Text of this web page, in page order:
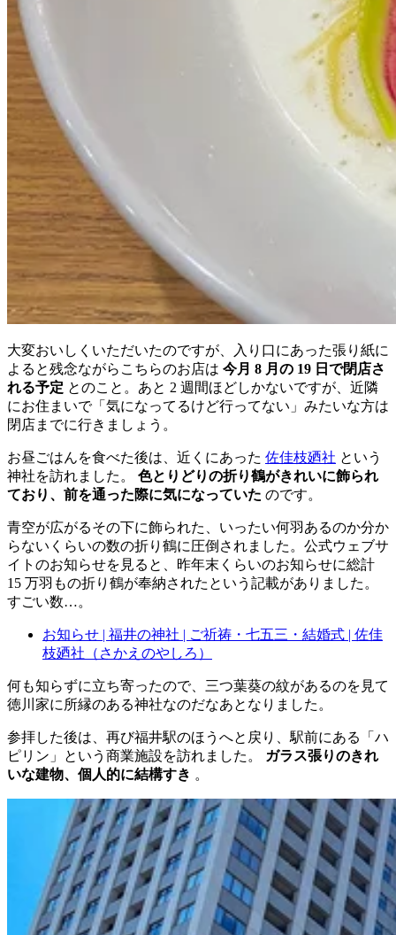
大変おいしくいただいたのですが、入り口にあった張り紙に
よると残念ながらこちらのお店は 今月 8 月の 19 日で閉店さ
れる予定 とのこと。あと 2 週間ほどしかないですが、近隣
にお住まいで「気になってるけど行ってない」みたいな方は
閉店までに行きましょう。
お昼ごはんを食べた後は、近くにあった 佐佳枝廼社 という
神社を訪れました。 色とりどりの折り鶴がきれいに飾られ
ており、前を通った際に気になっていた のです。
青空が広がるその下に飾られた、いったい何羽あるのか分か
らないくらいの数の折り鶴に圧倒されました。公式ウェブサ
イトのお知らせを見ると、昨年末くらいのお知らせに総計
15 万羽もの折り鶴が奉納されたという記載がありました。
すごい数…。
お知らせ | 福井の神社 | ご祈祷・七五三・結婚式 | 佐佳
枝廼社（さかえのやしろ）
何も知らずに立ち寄ったので、三つ葉葵の紋があるのを見て
徳川家に所縁のある神社なのだなあとなりました。
参拝した後は、再び福井駅のほうへと戻り、駅前にある「ハ
ピリン」という商業施設を訪れました。
ガラス張りのきれ
いな建物、個人的に結構すき 。